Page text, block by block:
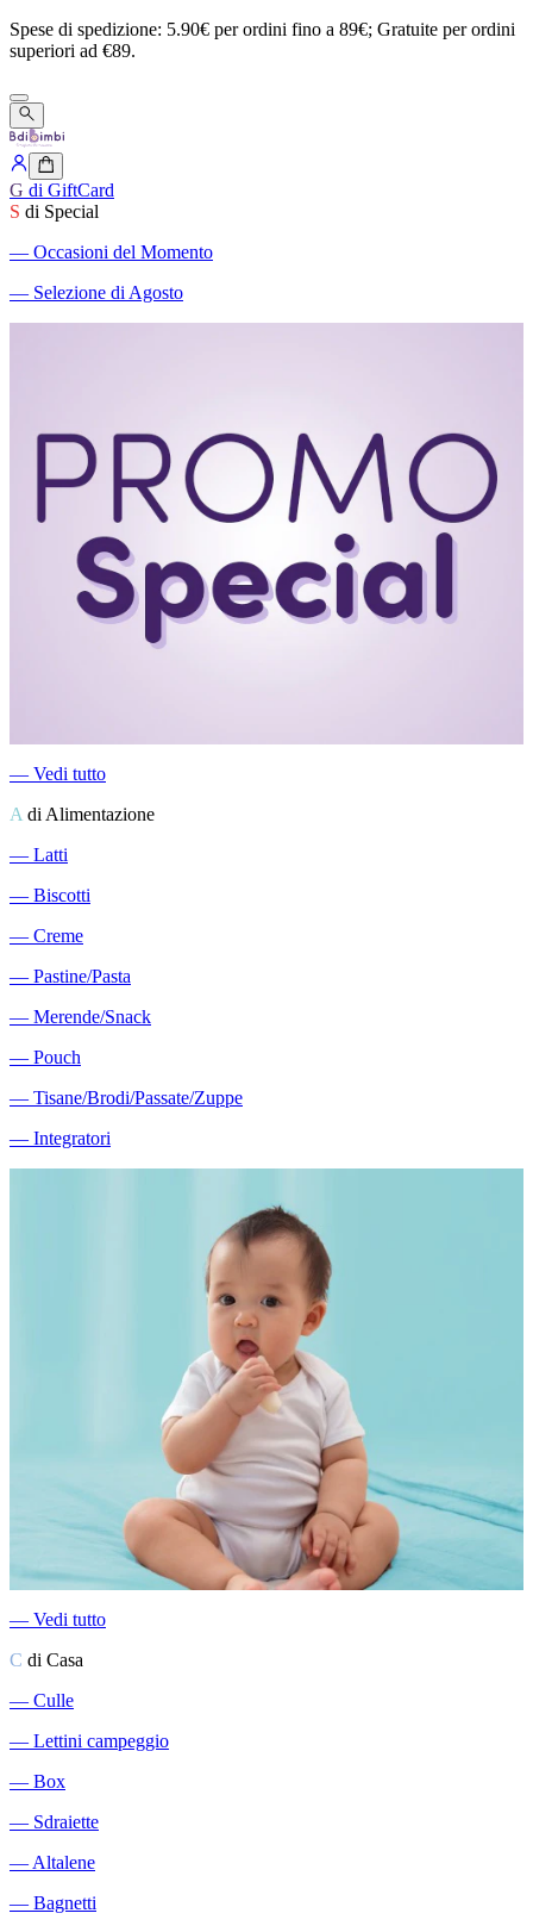
Spese di spedizione: 5.90€ perordini fino a 89€; Gratuite perordini
superiori ad €89.
G di GiftCard
S di Special
― Occasioni del Momento
― Selezione di Agosto
― Vedi tutto
A di Alimentazione
― Latti
― Biscotti
― Creme
― Pastine/Pasta
― Merende/Snack
― Pouch
― Tisane/Brodi/Passate/Zuppe
― Integratori
― Vedi tutto
C di Casa
― Culle
― Lettini campeggio
― Box
― Sdraiette
―Altalene
― Bagnetti